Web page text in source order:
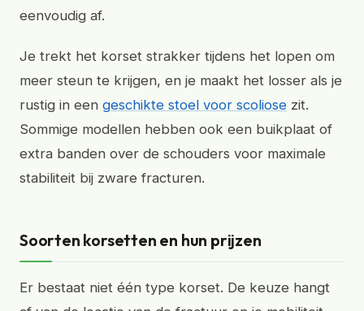
eenvoudig af.
Je trekt het korset strakker tijdens het lopen om
meer steun te krijgen, en je maakt het losser als je
rustig in een geschikte stoel voor scoliose zit.
Sommige modellen hebben ook een buikplaat of
extra banden over de schouders voor maximale
stabiliteit bij zware fracturen.
Soorten korsetten en hun prijzen
Er bestaat niet één type korset. De keuze hangt